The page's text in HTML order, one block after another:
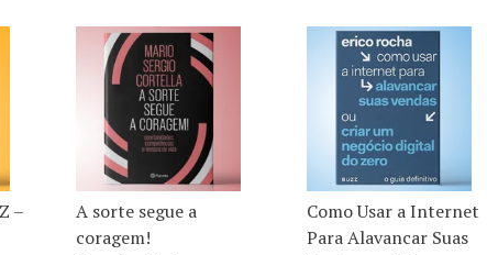
–
A sorte segue a
coragem!
Como Usar a Internet
Para Alavancar Suas